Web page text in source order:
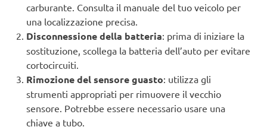
carburante. Consulta il manuale del tuo veicolo per
una localizzazione precisa.
Disconnessione della batteria: prima di iniziare la
sostituzione, scollega la batteria dell’auto per evitare
cortocircuiti.
Rimozione del sensore guasto: utilizza gli
strumenti appropriati per rimuovere il vecchio
sensore. Potrebbe essere necessario usare una
chiave a tubo.